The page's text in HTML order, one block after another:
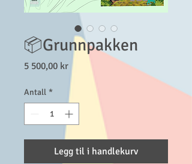
📦Grunnpakken
5 500,00 krPris
Antall *
Legg til i handlekurv